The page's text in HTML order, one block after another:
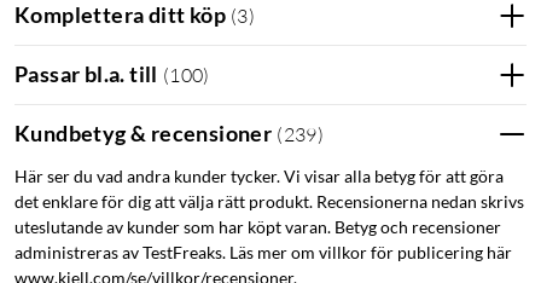
MacBook-laddare Super charger
Komplettera ditt köp (3)
Passar bl.a. till (100)
Kundbetyg & recensioner (239)
Här ser du vad andra kunder tycker. Vi visar alla betyg för att göra
det enklare för dig att välja rätt produkt. Recensionerna nedan skrivs
uteslutande av kunder som har köpt varan. Betyg och recensioner
administreras av TestFreaks. Läs mer om villkor för publicering här
www.kjell.com/se/villkor/recensioner.